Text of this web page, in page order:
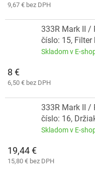
9,67 € bez DPH
333R Mark II /
číslo: 15,
Skladom v E-
8 €
6,50 € bez DPH
333R Mark II /
číslo: 16,
Skladom v E-
19,44 €
15,80 € bez DPH